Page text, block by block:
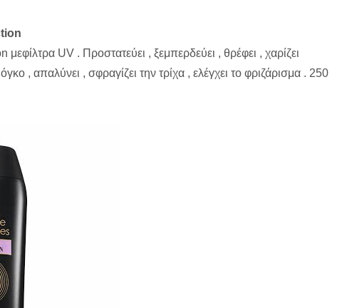
UV . Προστατεύει , ξεμπερδεύει , θρέφει , χαρίζει
, απαλύνει , σφραγίζει την τρίχα , ελέγχει το φριζάρισμα . 250